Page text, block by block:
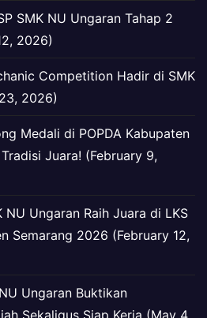
SMK NU Ungaran Tahap 2
2026)
Competition Hadir di SMK
2026)
Medali di POPDA Kabupaten
Juara! (February 9,
NU Ungaran Raih Juara di LKS
Semarang 2026 (February 12,
Ungaran Buktikan
Sekaligus Siap Kerja (May 4,